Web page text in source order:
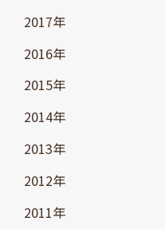
2017年
2016年
2015年
2014年
2013年
2012年
2011年